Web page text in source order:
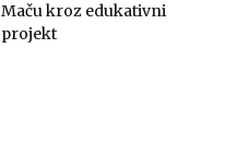
Maču kroz edukativni
projekt